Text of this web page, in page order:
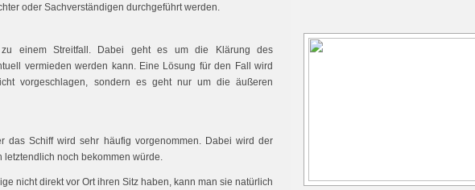
oder Sachverständigen durchgeführt werden.
zu einem Streitfall. Dabei geht es um die Klärung des
vermieden werden kann. Eine Lösung für den Fall wird
vorgeschlagen, sondern es geht nur um die äußeren
das Schiff wird sehr häufig vorgenommen. Dabei wird der
letztendlich noch bekommen würde.
nicht direkt vor Ort ihren Sitz haben, kann man sie natürlich